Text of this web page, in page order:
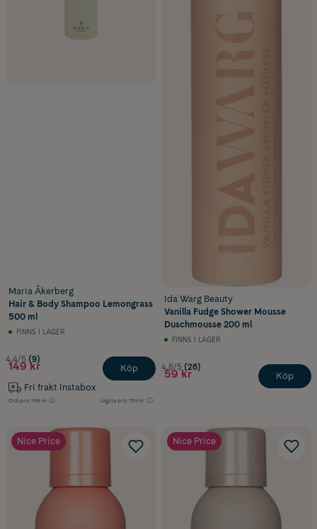
Maria Åkerberg
Hair & Body Shampoo Lemongrass
500 ml
FINNS I LAGER
4.4/5 (9)
149 kr
Fri frakt Instabox
Ord.pris 199 kr Lägsta pris 159 kr
Köp
Ida Warg Beauty
Vanilla Fudge Shower Mousse
Duschmousse 200 ml
FINNS I LAGER
4.8/5 (26)
59 kr Köp
Nice Price Nice Price